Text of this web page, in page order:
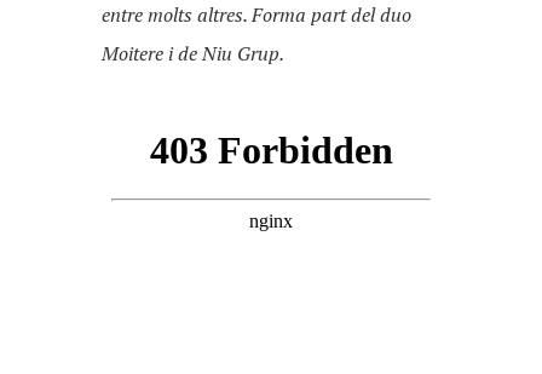
entre molts altres. Forma part del duo
Moitere i de Niu Grup.